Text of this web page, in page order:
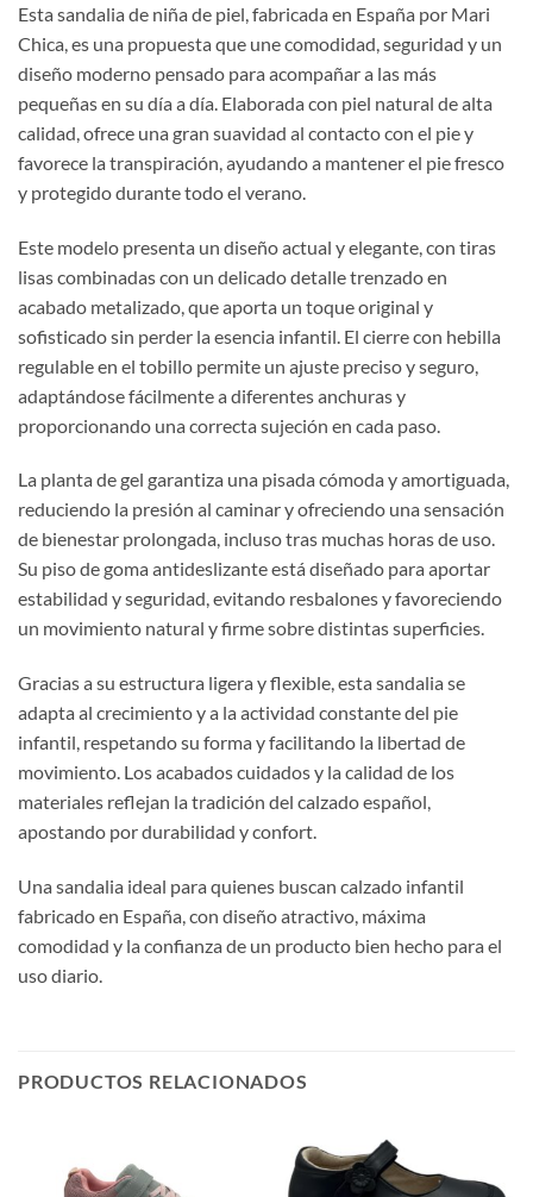
Esta sandalia de niña de piel, fabricada en España por Mari
Chica, es una propuesta que une comodidad, seguridad y un
diseño moderno pensado para acompañar a las más
pequeñas en su día a día. Elaborada con piel natural de alta
calidad, ofrece una gran suavidad al contacto con el pie y
favorece la transpiración, ayudando a mantener el pie fresco
y protegido durante todo el verano.
Este modelo presenta un diseño actual y elegante, con tiras
lisas combinadas con un delicado detalle trenzado en
acabado metalizado, que aporta un toque original y
sofisticado sin perder la esencia infantil. El cierre con hebilla
regulable en el tobillo permite un ajuste preciso y seguro,
adaptándose fácilmente a diferentes anchuras y
proporcionando una correcta sujeción en cada paso.
La planta de gel garantiza una pisada cómoda y amortiguada,
reduciendo la presión al caminar y ofreciendo una sensación
de bienestar prolongada, incluso tras muchas horas de uso.
Su piso de goma antideslizante está diseñado para aportar
estabilidad y seguridad, evitando resbalones y favoreciendo
un movimiento natural y firme sobre distintas superficies.
Gracias a su estructura ligera y flexible, esta sandalia se
adapta al crecimiento y a la actividad constante del pie
infantil, respetando su forma y facilitando la libertad de
movimiento. Los acabados cuidados y la calidad de los
materiales reflejan la tradición del calzado español,
apostando por durabilidad y confort.
Una sandalia ideal para quienes buscan calzado infantil
fabricado en España, con diseño atractivo, máxima
comodidad y la confianza de un producto bien hecho para el
uso diario.
PRODUCTOS RELACIONADOS